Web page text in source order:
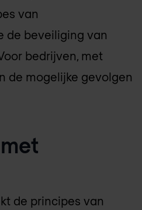
van
de beveiliging van
bedrijven, met
de mogelijke gevolgen
de principes van